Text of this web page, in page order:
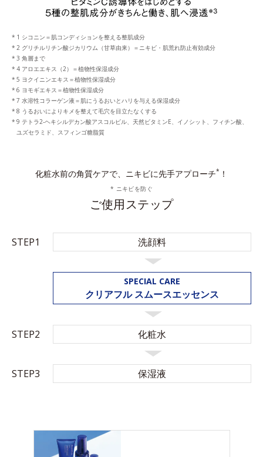
1 シコニン＝肌コンディションを整える整肌成分
2 グリチルリチン酸ジカリウム（甘草由来）＝ニキビ・肌荒れ防止有効成分
3 角層まで
4 アロエエキス（2）＝植物性保湿成分
5 ヨクイニンエキス＝植物性保湿成分
6 ヨモギエキス＝植物性保湿成分
7 水溶性コラーゲン液＝肌にうるおいとハリを与える保湿成分
8 うるおいによりキメを整えて毛穴を目立たなくする
9 テトラ2-ヘキシルデカン酸アスコルビル、天然ビタミンE、イノシット、フィチン酸、
ユズセラミド、スフィンゴ糖脂質
化粧水前の角質ケアで、ニキビに先手アプローチ* ！
* ニキビを防ぐ
ご使用ステップ
STEP1 洗顔料
SPECIAL CARE
クリアフルスムースエッセンス
STEP2 化粧水
STEP3 保湿液